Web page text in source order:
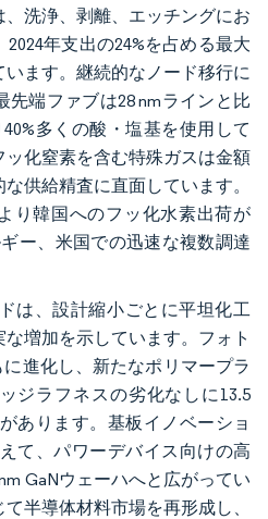
洗浄、剥離、エッチングにお
年支出の24%を占める最大
ます。継続的なノード移行に
先端ファブは28 nmラインと比
多くの酸・塩基を使用して
化窒素を含む特殊ガスは金額
供給精査に直面しています。
り韓国へのフッ化水素出荷が
ー、米国での迅速な複数調達
は、設計縮小ごとに平坦化工
増加を示しています。フォト
進化し、新たなポリマープラ
ジラフネスの劣化なしに13.5
あります。基板イノベーショ
て、パワーデバイス向けの高
GaNウェーハへと広がってい
半導体材料市場を再形成し、